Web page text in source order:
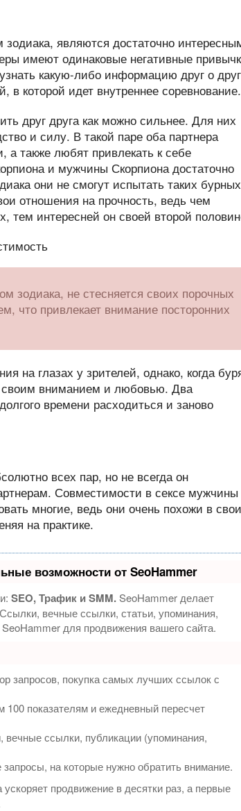
являются достаточно
имеют одинаковые негативные
какую-либо информацию друг о
в которой идет внутреннее соревнование.
друг друга как можно сильнее. Для них
и силу. В такой паре оба партнера
также любят привлекать к себе
и мужчины Скорпиона достаточно
они не смогут испытать таких бурных
отношения на прочность, ведь чем
тем интересней он своей второй
зодиака, не стесняется своих порочных
что привлекает внимание посторонних
на глазах у зрителей, однако, когда
своим вниманием и любовью. Два
времени расходиться и заново
всех пар, но не всегда он
Совместимости в сексе мужчины
многие, ведь они очень похожи в
на практике.
возможности от SeoHammer
SEO, Трафик и SMM.SeoHammer делает
вечные ссылки, статьи, упоминания,
для продвижения вашего сайта.
запросов, покупка самых лучших ссылок с
показателям и ежедневный пересчет
ссылки, публикации (упоминания,
на которые нужно обратить внимание.
ускоряет продвижение в десятки раз, а первые